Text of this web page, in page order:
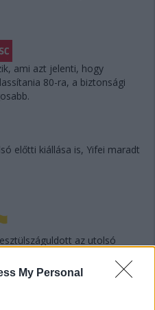
My Personal
ami azt jelenti, hogy
80-ra, a biztonsági
előtti kiállása is, Yifei maradt
az utolsó
a kritikus pillanatban a